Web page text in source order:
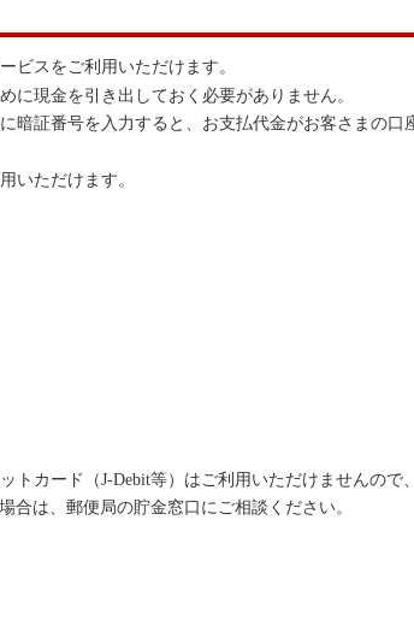
ビスをご利用いただけます。
に現金を引き出しておく必要がありません。
暗証番号を入力すると、お支払代金がお客さまの口
いただけます。
カード（J-Debit等）はご利用いただけませんので
合は、郵便局の貯金窓口にご相談ください。